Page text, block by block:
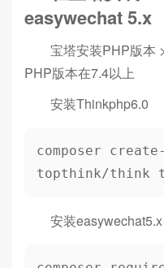
easywechat 5.x
宝塔安装PHP版本
PHP版本在7.4以上
安装Thinkphp6.0
composer
topthink/think
安装easywechat5.x